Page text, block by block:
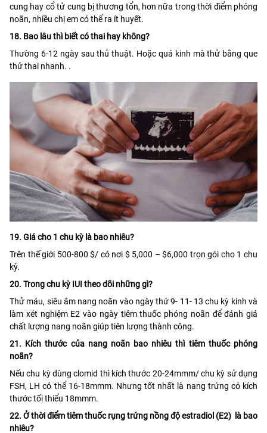
cung hay cổ tử cung bị thương tổn, hơn nữa trong thời điểm phóng
noãn, nhiều chị em có thể ra ít huyết.
18. Bao lâu thì biết có thai hay không?
Thường 6-12 ngày sau thủ thuật. Hoặc quá kinh mà thử bằng que
thử thai nhanh. .
19. Giá cho 1 chu kỳ là bao nhiêu?
Trên thế giới 500-800 $/ có nơi $ 5,000 – $6,000 trọn gói cho 1 chu
kỳ.
20. Trong chu kỳ IUI theo dõi những gì?
Thử máu, siêu âm nang noãn vào ngày thứ 9- 11- 13 chu kỳ kinh và
làm xét nghiệm E2 vào ngày tiêm thuốc phóng noãn để đánh giá
chất lượng nang noãn giúp tiên lượng thành công.
21. Kích thước của nang noãn bao nhiêu thì tiêm thuốc phóng
noãn?
Nếu chu kỳ dùng clomid thì kích thước 20-24mmm/ chu kỳ sử dụng
FSH, LH có thể 16-18mmm. Nhưng tốt nhất là nang trứng có kích
thước tối thiểu 18mmm.
22. Ở thời điểm tiêm thuốc rụng trứng nồng độ estradiol (E2) là bao
nhiêu?